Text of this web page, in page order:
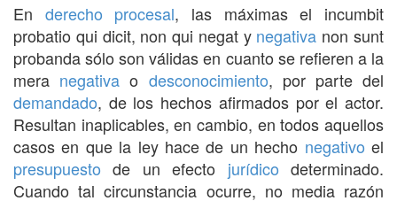
En derecho procesal, las máximas el incumbit
probatio qui dicit, non qui negat y negativa non sunt
probanda sólo son válidas en cuanto se refieren a la
mera negativa o desconocimiento, por parte del
demandado, de los hechos afirmados por el actor.
Resultan inaplicables, en cambio, en todos aquellos
casos en que la ley hace de un hecho negativo el
presupuesto de un efecto jurídico determinado.
Cuando tal circunstancia ocurre, no media razón